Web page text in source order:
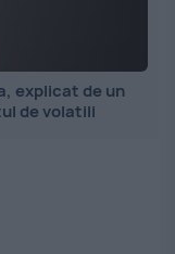
explicat de un
de volatili